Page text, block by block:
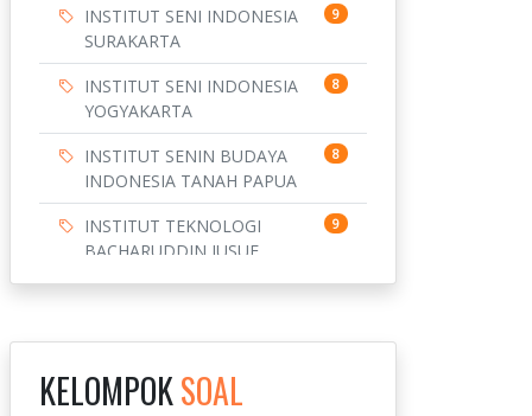
INSTITUT SENI INDONESIA
SURAKARTA
9
INSTITUT SENI INDONESIA
YOGYAKARTA
8
INSTITUT SENIN BUDAYA
INDONESIA TANAH PAPUA
8
INSTITUT TEKNOLOGI
BACHARUDDIN JUSUF
9
BANDUNG
INSTITUT TEKNOLOGI
KELOMPOKSOAL